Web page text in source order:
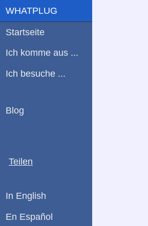
WHATPLUG
Startseite
Ich komme aus ...
Ich besuche ...
Blog
Teilen
In English
En Español